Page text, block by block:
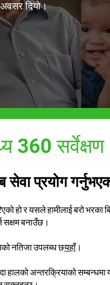
दियो।
360 सर्वेक्षण
प्रयोग
हो र यसले हामीलाई बरो भरका
सक्षम बनाउँछ।
नतिजा उपलब्ध छयहाँ।
अन्तरक्रियाको सम्बन्धमा